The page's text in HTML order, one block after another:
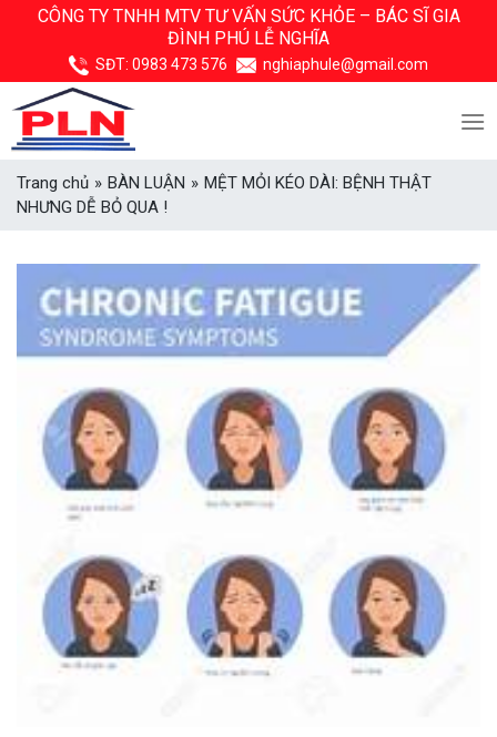
CÔNG TY TNHH MTV TƯ VẤN SỨC KHỎE – BÁC SĨ GIA
ĐÌNH PHÚ LỄ NGHĨA
SĐT: 0983 473 576 nghiaphule@gmail.com
Trang chủ » BÀN LUẬN » MỆT MỎI KÉO DÀI: BỆNH THẬT
NHƯNG DỄ BỎ QUA !